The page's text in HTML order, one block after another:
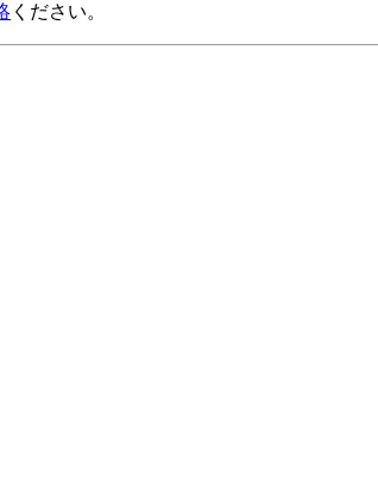
ください。